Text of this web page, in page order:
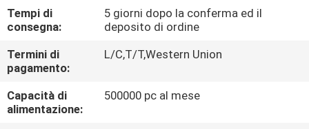
MAPPA
DEL
SITO
Tempi di
consegna:
5 giorni dopo la conferma ed il
deposito di ordine
Termini di
pagamento:
L/C,T/T,Western Union
Capacità di
alimentazione:
500000 pc al mese